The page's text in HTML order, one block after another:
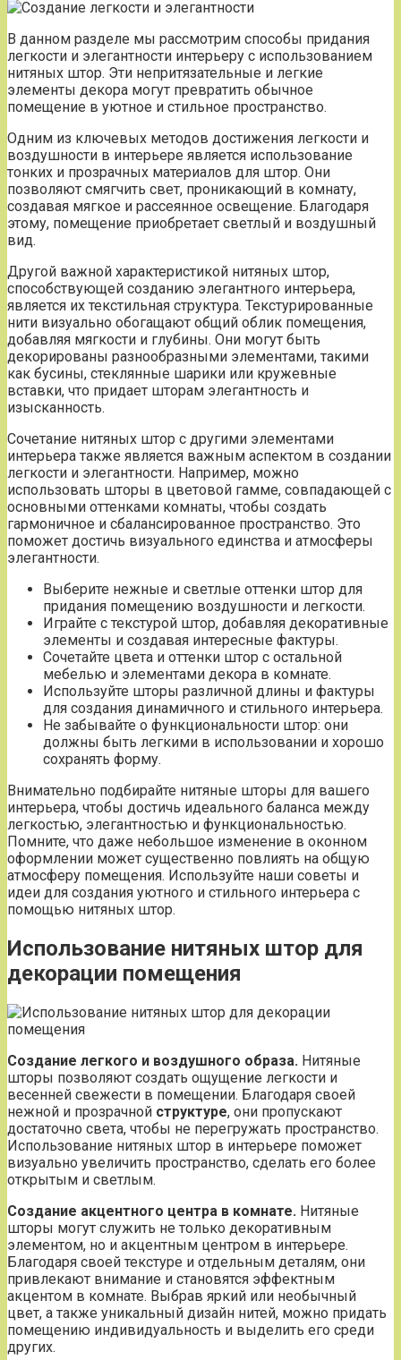
В данном разделе мы рассмотрим способы придания
легкости и элегантности интерьеру с использованием
нитяных штор. Эти непритязательные и легкие
элементы декора могут превратить обычное
помещение в уютное и стильное пространство.
Одним из ключевых методов достижения легкости и
воздушности в интерьере является использование
тонких и прозрачных материалов для штор. Они
позволяют смягчить свет, проникающий в комнату,
создавая мягкое и рассеянное освещение. Благодаря
этому, помещение приобретает светлый и воздушный
вид.
Другой важной характеристикой нитяных штор,
способствующей созданию элегантного интерьера,
является их текстильная структура. Текстурированные
нити визуально обогащают общий облик помещения,
добавляя мягкости и глубины. Они могут быть
декорированы разнообразными элементами, такими
как бусины, стеклянные шарики или кружевные
вставки, что придает шторам элегантность и
изысканность.
Сочетание нитяных штор с другими элементами
интерьера также является важным аспектом в создании
легкости и элегантности. Например, можно
использовать шторы в цветовой гамме, совпадающей с
основными оттенками комнаты, чтобы создать
гармоничное и сбалансированное пространство. Это
поможет достичь визуального единства и атмосферы
элегантности.
Выберите нежные и светлые оттенки штор для
придания помещению воздушности и легкости.
Играйте с текстурой штор, добавляя декоративные
элементы и создавая интересные фактуры.
Сочетайте цвета и оттенки штор с остальной
мебелью и элементами декора в комнате.
Используйте шторы различной длины и фактуры
для создания динамичного и стильного интерьера.
Не забывайте о функциональности штор: они
должны быть легкими в использовании и хорошо
сохранять форму.
Внимательно подбирайте нитяные шторы для вашего
интерьера, чтобы достичь идеального баланса между
легкостью, элегантностью и функциональностью.
Помните, что даже небольшое изменение в оконном
оформлении может существенно повлиять на общую
атмосферу помещения. Используйте наши советы и
идеи для создания уютного и стильного интерьера с
помощью нитяных штор.
Использование нитяных штор для
декорации помещения
Создание легкого и воздушного образа. Нитяные
шторы позволяют создать ощущение легкости и
весенней свежести в помещении. Благодаря своей
нежной и прозрачной структуре, они пропускают
достаточно света, чтобы не перегружать пространство.
Использование нитяных штор в интерьере поможет
визуально увеличить пространство, сделать его более
открытым и светлым.
Создание акцентного центра в комнате. Нитяные
шторы могут служить не только декоративным
элементом, но и акцентным центром в интерьере.
Благодаря своей текстуре и отдельным деталям, они
привлекают внимание и становятся эффектным
акцентом в комнате. Выбрав яркий или необычный
цвет, а также уникальный дизайн нитей, можно придать
помещению индивидуальность и выделить его среди
других.